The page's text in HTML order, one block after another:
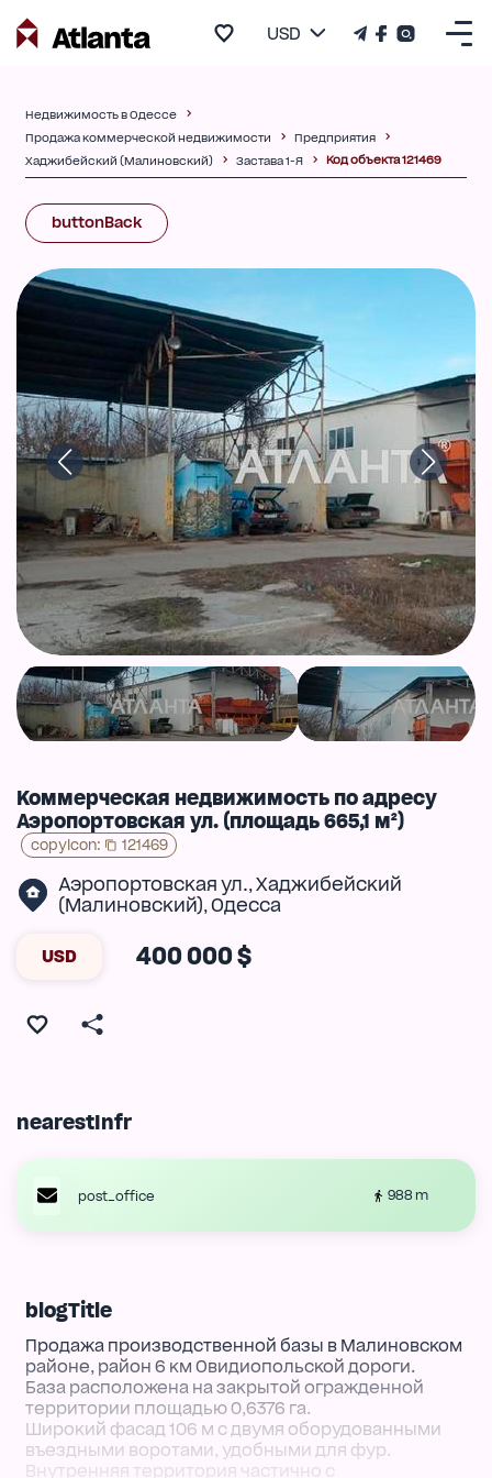
USD
Недвижимость в Одессе
Продажа коммерческой недвижимости
Предприятия
Хаджибейский (Малиновский)
Застава 1-Я Код объекта 121469
buttonBack
Коммерческая недвижимость по адресу
Аэропортовская ул. (площадь 665,1 м²)
copyIcon: 121469
Аэропортовская ул.,Хаджибейский
(Малиновский),Одесса
USD 400 000 $
nearestInfr
post_office 988 m
blogTitle
Продажа производственной базы в Малиновском
районе, район 6 км Овидиопольской дороги.
База расположена на закрытой огражденной
территории площадью 0,6376 га.
Широкий фасад 106 м с двумя оборудованными
въездными воротами, удобными для фур.
Внутренняя территория частично с